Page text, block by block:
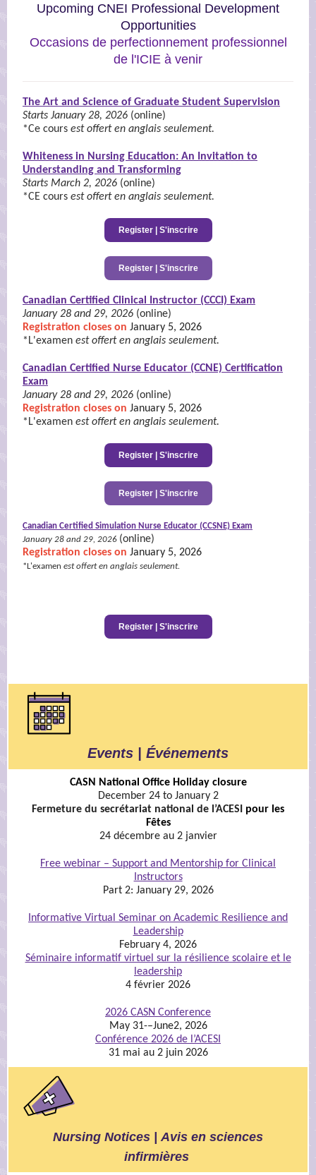
Upcoming CNEI Professional Development
Opportunities
Occasions de perfectionnement professionnel
de l'ICIE à venir
The Art and Science of Graduate Student Supervision
Starts January 28, 2026 (online)
*Ce cours est offert en anglais seulement.
Whiteness in Nursing Education: An Invitation to
Understanding and Transforming
Starts March 2, 2026 (online)
*CE cours est offert en anglais seulement.
Register | S'inscrire
Register | S'inscrire
Canadian Certified Clinical Instructor (CCCI) Exam
January 28 and 29, 2026 (online)
Registration closes on January 5, 2026
*L'examen est offert en anglais seulement.
Canadian Certified Nurse Educator (CCNE) Certification
Exam
January 28 and 29, 2026 (online)
Registration closes on January 5, 2026
*L'examen est offert en anglais seulement.
Register | S'inscrire
Register | S'inscrire
Canadian Certified Simulation Nurse Educator (CCSNE) Exam
January 28 and 29, 2026 (online)
Registration closes on January 5, 2026
*L'examen est offert en anglais seulement.
Register | S'inscrire
Events | Événements
CASN National Office Holiday closure
December 24 to January 2
Fermeture du secrétariat national de l’ACESI pour les
Fêtes
24 décembre au 2 janvier
Free webinar – Support and Mentorship for Clinical
Instructors
Part 2: January 29, 2026
Informative Virtual Seminar on Academic Resilience and
Leadership
February 4, 2026
Séminaire informatif virtuel sur la résilience scolaire et le
leadership
4 février 2026
2026 CASN Conference
May 31-–June2, 2026
Conférence 2026 de l’ACESI
31 mai au 2 juin 2026
Nursing Notices | Avis en sciences
infirmières